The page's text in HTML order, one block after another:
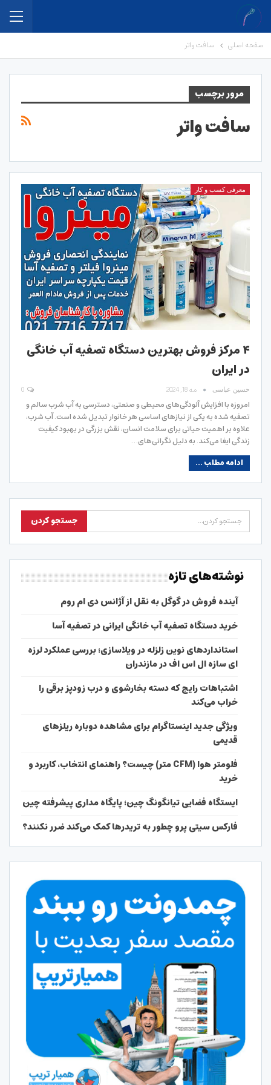
صفحه اصلی سافت واتر
مرور برچسب
سافت واتر
معرفی کسب و کار
۴ مرکز فروش بهترین دستگاه تصفیه آب خانگی
در ایران
حسین عباسی مه 18, 2024
امروزه با افزایش آلودگی‌های محیطی و صنعتی، دسترسی به آب شرب سالم و
تصفیه شده به یکی از نیازهای اساسی هر خانوار تبدیل شده است. آب شرب،
علاوه بر اهمیت حیاتی برای سلامت انسان، نقش بزرگی در بهبود کیفیت
زندگی ایفا می‌کند. به دلیل نگرانی‌های…
ادامه مطلب ...
نوشته‌های تازه
آینده فروش در گوگل به نقل از آژانس دی ام روم
خرید دستگاه تصفیه آب خانگی ایرانی در تصفیه آسا
استانداردهای نوین زلزله در ویلاسازی؛ بررسی عملکرد لرزه
ای سازه ال اس اف در مازندران
اشتباهات رایج که دسته بخارشوی و درب زودپز برقی را
خراب می‌کند
ویژگی جدید اینستاگرام برای مشاهده دوباره ریلزهای
قدیمی
فلومتر هوا (CFM متر) چیست؟ راهنمای انتخاب، کاربرد و
خرید
ایستگاه فضایی تیانگونگ چین؛ پایگاه مداری پیشرفته چین
فارکس سیتی پرو چطور به تریدرها کمک می‌کند ضرر نکنند؟